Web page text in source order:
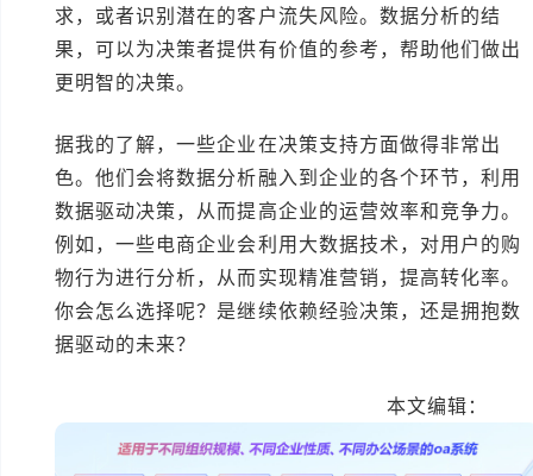
求，或者识别潜在的客户流失风险。数据分析的结
果，可以为决策者提供有价值的参考，帮助他们做出
更明智的决策。
据我的了解，一些企业在决策支持方面做得非常出
色。他们会将数据分析融入到企业的各个环节，利用
数据驱动决策，从而提高企业的运营效率和竞争力。
例如，一些电商企业会利用大数据技术，对用户的购
物行为进行分析，从而实现精准营销，提高转化率。
你会怎么选择呢？是继续依赖经验决策，还是拥抱数
据驱动的未来？
本文编辑：